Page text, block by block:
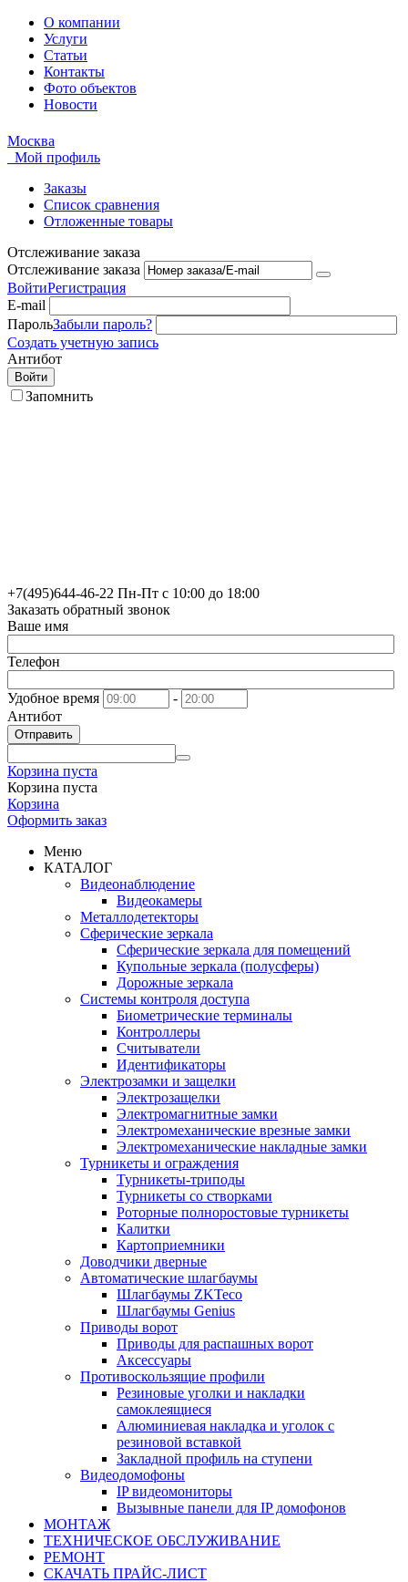
О компании
Услуги
Статьи
Контакты
Фото объектов
Новости
Москва
Мой профиль
Заказы
Список сравнения
Отложенные товары
Отслеживание заказа
Отслеживание заказа
ВойтиРегистрация
E-mail
ПарольЗабыли пароль?
Создать учетную запись
Антибот
Войти
Запомнить
+7(495)644-46-22 Пн-Пт с 10:00 до 18:00
Заказать обратный звонок
Ваше имя
Телефон
Удобное время
-
Антибот
Отправить
Корзина пуста
Корзина пуста
Корзина
Оформить заказ
Меню
КАТАЛОГ
Видеонаблюдение
Видеокамеры
Металлодетекторы
Сферические зеркала
Сферические зеркала для помещений
Купольные зеркала (полусферы)
Дорожные зеркала
Системы контроля доступа
Биометрические терминалы
Контроллеры
Считыватели
Идентификаторы
Электрозамки и защелки
Электрозащелки
Электромагнитные замки
Электромеханические врезные замки
Электромеханические накладные замки
Турникеты и ограждения
Турникеты-триподы
Турникеты со створками
Роторные полноростовые турникеты
Калитки
Картоприемники
Доводчики дверные
Автоматические шлагбаумы
Шлагбаумы ZKTeco
Шлагбаумы Genius
Приводы ворот
Приводы для распашных ворот
Аксессуары
Противоскользящие профили
Резиновые уголки и накладки
самоклеящиеся
Алюминиевая накладка и уголок с
резиновой вставкой
Закладной профиль на ступени
Видеодомофоны
IP видеомониторы
Вызывные панели для IP домофонов
МОНТАЖ
ТЕХНИЧЕСКОЕ ОБСЛУЖИВАНИЕ
РЕМОНТ
СКАЧАТЬ ПРАЙС-ЛИСТ